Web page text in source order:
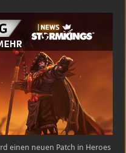
einen neuen Patch in Heroes